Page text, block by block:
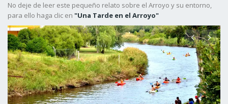
No deje de leer este pequeño relato sobre el Arroyo y su entorno,
para ello haga clic en "Una Tarde en el Arroyo"